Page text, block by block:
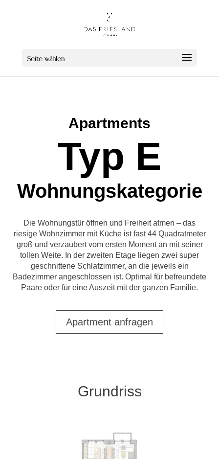
Seite wählen
Apartments
Typ E
Wohnungskategorie
Die Wohnungstür öffnen und Freiheit atmen – das
riesige Wohnzimmer mit Küche ist fast 44 Quadratmeter
groß und verzaubert vom ersten Moment an mit seiner
tollen Weite. In der zweiten Etage liegen zwei super
geschnittene Schlafzimmer, an die jeweils ein
Badezimmer angeschlossen ist. Optimal für befreundete
Paare oder für eine Auszeit mit der ganzen Familie.
Apartment anfragen
Grundriss